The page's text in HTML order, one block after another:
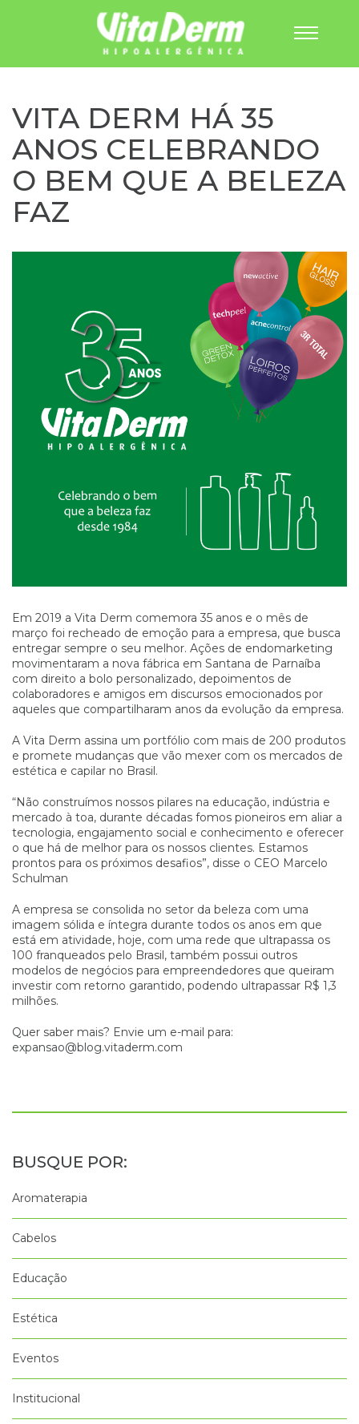
Pular
conteúdo
VITA DERM HÁ 35
ANOS CELEBRANDO
O BEM QUE A BELEZA
FAZ
Em 2019 a Vita Derm comemora 35 anos e o mês de
março foi recheado de emoção para a empresa, que busca
entregar sempre o seu melhor. Ações de endomarketing
movimentaram a nova fábrica em Santana de Parnaíba
com direito a bolo personalizado, depoimentos de
colaboradores e amigos em discursos emocionados por
aqueles que compartilharam anos da evolução da empresa.
A Vita Derm assina um portfólio com mais de 200 produtos
e promete mudanças que vão mexer com os mercados de
estética e capilar no Brasil.
“Não construímos nossos pilares na educação, indústria e
mercado à toa, durante décadas fomos pioneiros em aliar a
tecnologia, engajamento social e conhecimento e oferecer
o que há de melhor para os nossos clientes. Estamos
prontos para os próximos desafios”, disse o CEO Marcelo
Schulman
A empresa se consolida no setor da beleza com uma
imagem sólida e íntegra durante todos os anos em que
está em atividade, hoje, com uma rede que ultrapassa os
100 franqueados pelo Brasil, também possui outros
modelos de negócios para empreendedores que queiram
investir com retorno garantido, podendo ultrapassar R$ 1,3
milhões.
Quer saber mais? Envie um e-mail para:
expansao@blog.vitaderm.com
Aromaterapia
Cabelos
Educação
Estética
Eventos
Institucional